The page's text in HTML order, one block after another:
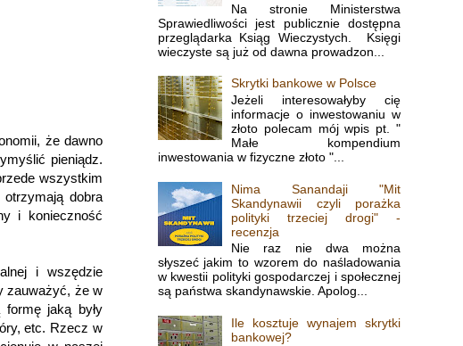
że dawno
pieniądz.
wszystkim
dobra
i konieczność
i wszędzie
zauważyć, że w
jaką były
etc. Rzecz w
Na stronie Ministerstwa
Sprawiedliwości jest publicznie dostępna
przeglądarka Ksiąg Wieczystych. Księgi
wieczyste są już od dawna prowadzon...
Skrytki bankowe w Polsce
Jeżeli interesowałyby cię
informacje o inwestowaniu w
złoto polecam mój wpis pt. "
Małe kompendium
inwestowania w fizyczne złoto "...
Nima Sanandaji "Mit
Skandynawii czyli porażka
polityki trzeciej drogi" -
recenzja
Nie raz nie dwa można
słyszeć jakim to wzorem do naśladowania
w kwestii polityki gospodarczej i społecznej
są państwa skandynawskie. Apolog...
Ile kosztuje wynajem skrytki
bankowej?